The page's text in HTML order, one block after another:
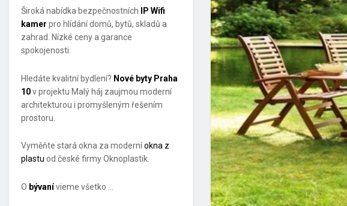
Široká nabídka bezpečnostních
IP Wifi
kamer pro hlídání domů, bytů, skladů a
zahrad. Nízké ceny a garance
spokojenosti.
Hledáte kvalitní bydlení? Nové byty Praha
10v projektu Malý háj zaujmou moderní
architekturou i promyšleným řešením
prostoru.
Vyměňte stará okna za moderníokna z
plastu od české firmy Oknoplastik.
O bývanívieme všetko …